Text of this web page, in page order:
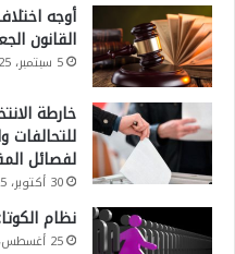
أوجه
القانون
5 سبتمبر، 2025
للتحالفات
لفصائل
30 أكتوبر، 2025
نظام
25 أغسطس، 2025